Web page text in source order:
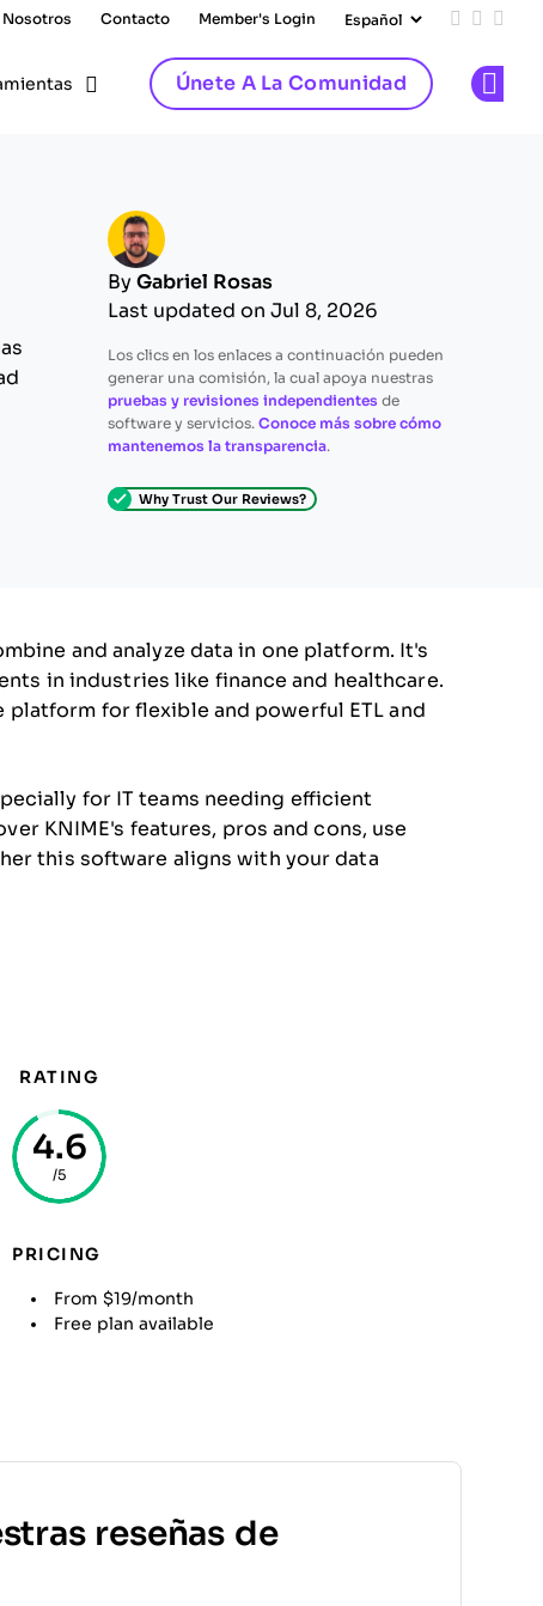
Nosotros Contacto Member's Login Add us
Follow
Únete A La Comunidad
By Gabriel Rosas
Last updated on Jul 8, 2026
Los clics en los enlaces a continuación pueden
generar una comisión, la cual apoya nuestras
pruebas y revisiones independientes de
software y servicios. Conoce más sobre cómo
mantenemos la transparencia.
Why Trust Our Reviews?
and analyze data in one platform. It's
in industries like finance and healthcare.
for flexible and powerful ETL and
for IT teams needing efficient
KNIME's features, pros and cons, use
this software aligns with your data
RATING
4.6
/5
PRICING
From $19/month
Free plan available
reseñas de